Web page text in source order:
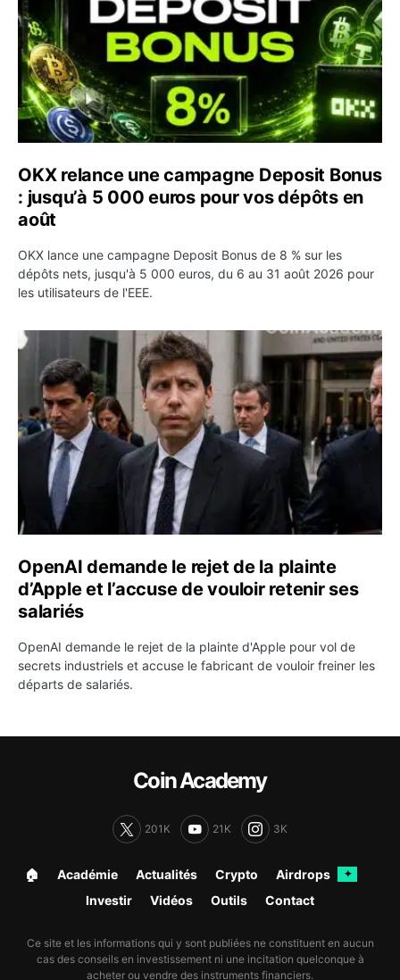
OKX relance une campagne Deposit Bonus
: jusqu’à 5 000 euros pour vos dépôts en
août
OKX lance une campagne Deposit Bonus de 8 % sur les
dépôts nets, jusqu'à 5 000 euros, du 6 au 31 août 2026 pour
les utilisateurs de l'EEE.
OpenAI demande le rejet de la plainte d’Apple et
OpenAI demande le rejet de la plainte
d’Apple et l’accuse de vouloir retenir ses
salariés
OpenAI demande le rejet de la plainte d'Apple pour vol de
secrets industriels et accuse le fabricant de vouloir freiner les
départs de salariés.
Coin Academy
201K 21K 3K
🏠︎ Académie Actualités Crypto Airdrops ✦
Investir Vidéos Outils Contact
Ce site et les informations qui y sont publiées ne constituent en aucun
cas des conseils en investissement ni une incitation quelconque à
acheter ou vendre des instruments financiers.